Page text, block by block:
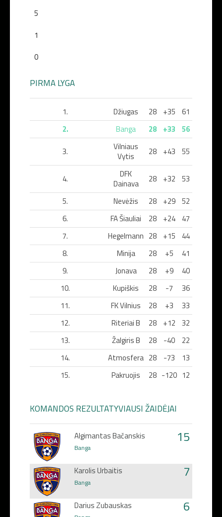
5
1
0
PIRMA LYGA
1. Džiugas 28 +35
61
2.
Banga 28 +33
56
3.
Vilniaus
Vytis
28 +43 55
4.
DFK
Dainava
28 +32
53
5.
Nevėžis 28 +29 52
6.
FA Šiauliai 28 +24
47
7.
Hegelmann 28 +15
44
8.
Minija 28 +5
41
9.
Jonava 28 +9
40
10.
Kupiškis 28 -7
36
11.
FK Vilnius 28 +3
33
12.
Riteriai B 28 +12
32
13.
Žalgiris B 28 -40
22
14.
Atmosfera 28 -73
13
15.
Pakruojis 28 -120 12
KOMANDOS REZULTATYVIAUSI ŽAIDĖJAI
15
Algimantas Bačanskis
Banga
7
Karolis Urbaitis
Banga
6
Darius Zubauskas